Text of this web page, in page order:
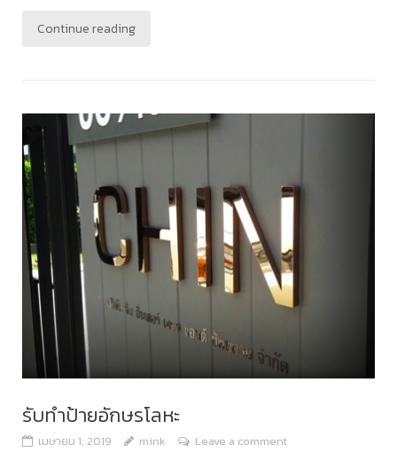
Continue reading
รับทําป้ายอักษรโลหะ
เมษายน 1, 2019 mink Leave a comment